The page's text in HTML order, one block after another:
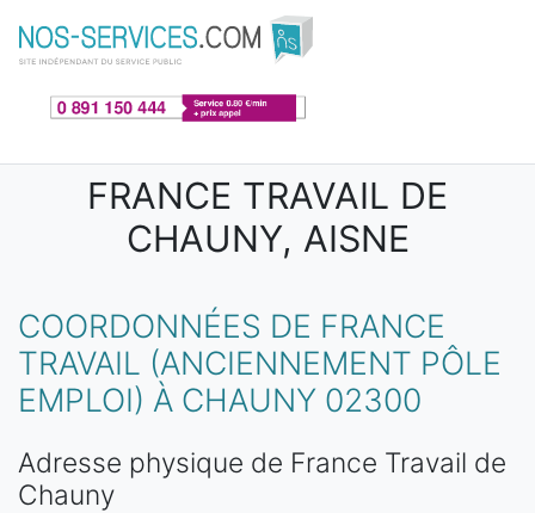
Aller au contenu principal
FRANCE TRAVAIL DE
CHAUNY, AISNE
COORDONNÉES DE FRANCE
TRAVAIL (ANCIENNEMENT PÔLE
EMPLOI) À CHAUNY 02300
Adresse physique de France Travail de
Chauny